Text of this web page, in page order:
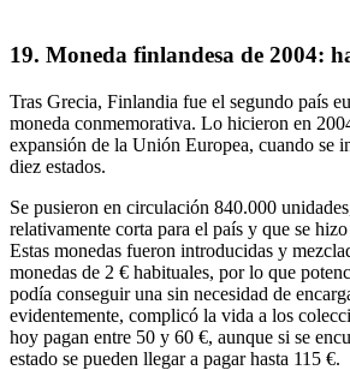
19. Moneda finlandesa de 2004:
Tras Grecia, Finlandia fue el segundo país
moneda conmemorativa. Lo hicieron en
expansión de la Unión Europea, cuando se
diez estados.
Se pusieron en circulación 840.000 unidades
relativamente corta para el país y que se
Estas monedas fueron introducidas y
monedas de 2 € habituales, por lo que
podía conseguir una sin necesidad de
evidentemente, complicó la vida a los
hoy pagan entre 50 y 60 €, aunque si se
estado se pueden llegar a pagarhasta 115 €.